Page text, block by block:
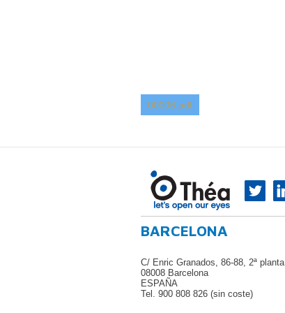
00006.pdf
BARCELONA
C/ Enric Granados, 86-88, 2ª planta
08008 Barcelona
ESPAÑA
Tel. 900 808 826 (sin coste)